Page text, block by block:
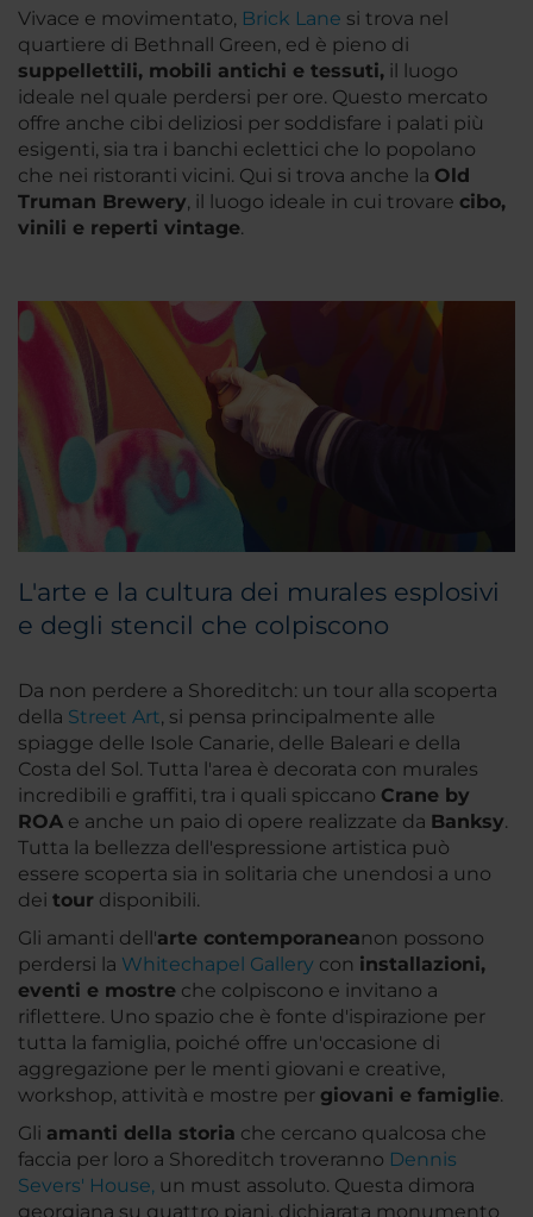
Vivace e movimentato, Brick Lane si trova nel
quartiere di Bethnall Green, ed è pieno di
suppellettili, mobili antichi e tessuti, il luogo
ideale nel quale perdersi per ore. Questo mercato
offre anche cibi deliziosi per soddisfare i palati più
esigenti, sia tra i banchi eclettici che lo popolano
che nei ristoranti vicini. Qui si trova anche la Old
Truman Brewery, il luogo ideale in cui trovare cibo,
vinili e reperti vintage.
L'arte e la cultura dei murales esplosivi
e degli stencil che colpiscono
Da non perdere a Shoreditch: un tour alla scoperta
della Street Art, si pensa principalmente alle
spiagge delle Isole Canarie, delle Baleari e della
Costa del Sol. Tutta l'area è decorata con murales
incredibili e graffiti, tra i quali spiccano Crane by
ROA e anche un paio di opere realizzate da Banksy.
Tutta la bellezza dell'espressione artistica può
essere scoperta sia in solitaria che unendosi a uno
dei tour disponibili.
Gli amanti dell'arte contemporaneanon possono
perdersi la Whitechapel Gallery con installazioni,
eventi e mostre che colpiscono e invitano a
riflettere. Uno spazio che è fonte d'ispirazione per
tutta la famiglia, poiché offre un'occasione di
aggregazione per le menti giovani e creative,
workshop, attività e mostre per giovani e famiglie.
Gli amanti della storia che cercano qualcosa che
faccia per loro a Shoreditch troveranno Dennis
Severs' House, un must assoluto. Questa dimora
georgiana su quattro piani, dichiarata monumento